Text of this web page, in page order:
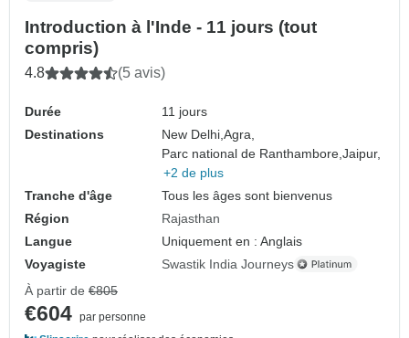
Introduction à l'Inde - 11 jours (tout
compris)
4.8 (5 avis)
Durée
11 jours
Destinations
New Delhi,Agra,
Parc national de Ranthambore,Jaipur,
+2 de plus
Tranche d'âge
Tous les âges sont bienvenus
Région
Rajasthan
Langue
Uniquement en : Anglais
Voyagiste
Swastik India Journeys
À partir de €805
€604 par personne